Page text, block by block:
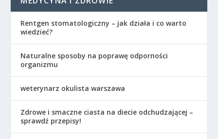
Rentgen stomatologiczny – jak działa i co warto
wiedzieć?
Naturalne sposoby na poprawę odporności
organizmu
weterynarz okulista warszawa
Zdrowe i smaczne ciasta na diecie odchudzającej –
sprawdź przepisy!